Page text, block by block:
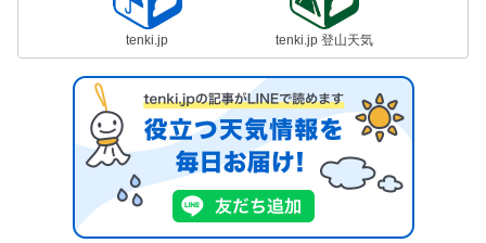
tenki.jp tenki.jp 登山天気